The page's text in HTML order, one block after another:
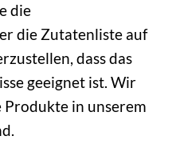
die
die Zutatenliste auf
dass das
geeignet ist. Wir
in unserem